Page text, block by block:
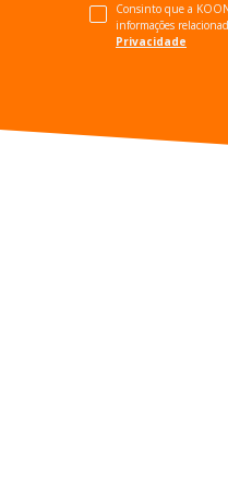
Consinto que a
informações
Privacidade